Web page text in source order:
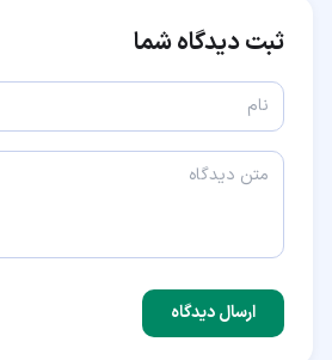
ثبت دیدگاه شما
ارسال دیدگاه